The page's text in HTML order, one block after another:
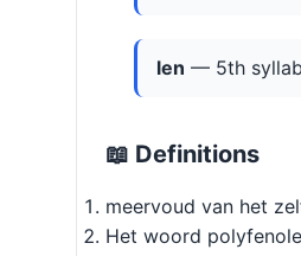
len — 5th
📖 Definitions
meervoud van het
Het woord